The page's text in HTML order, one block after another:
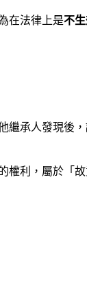
在法律上是不
承人發現後
權利，屬於「